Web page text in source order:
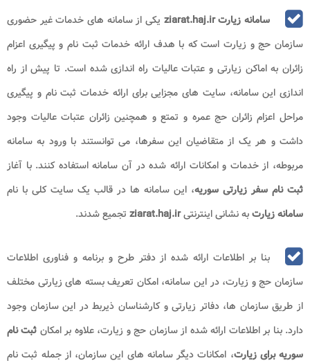
سامانه زیارتziarat.haj.ir یکی از سامانه های خدمات غیر حضوری
سازمان حج و زیارت است که با هدف ارائه خدمات ثبت نام و پیگیری اعزام
زائران به اماکن زیارتی و عتبات عالیات راه اندازی شده است. تا پیش از راه
اندازی این سامانه، سایت های مجزایی برای ارائه خدمات ثبت نام و پیگیری
مراحل اعزام زائران حج عمره و تمتع و همچنین زائران عتبات عالیات وجود
داشت و هر یک از متقاضیان این سفرها، می توانستند با ورود به سامانه
مربوطه، از خدمات و امکانات ارائه شده در آن سامانه استفاده کنند. با آغاز
ثبت نام سفر زیارتی سوریه، این سامانه ها در قالب یک سایت کلی با نام
سامانه زیارتبه نشانی اینترنتیziarat.haj.ir تجمیع شدند.
بنا بر اطلاعات ارائه شده از دفتر طرح و برنامه و فناوری اطلاعات
سازمان حج و زیارت، در این سامانه، امکان تعریف بسته های زیارتی مختلف
از طریق سازمان ها، دفاتر زیارتی و کارشناسان ذیربط در این سازمان وجود
دارد. بنا بر اطلاعات ارائه شده از سازمان حج و زیارت، علاوه بر امکان ثبت نام
سوریه برای زیارت، امکانات دیگر سامانه های این سازمان، از جمله ثبت نام